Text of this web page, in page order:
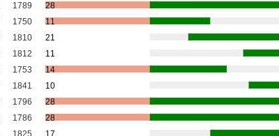
1789
28
1750
11
1810
21
1812
11
1753
14
1841
10
1796
28
1786
28
1825 17